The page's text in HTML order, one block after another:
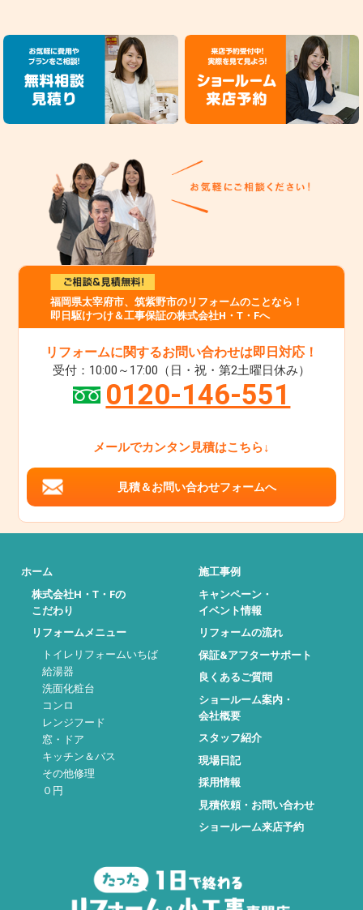
福岡県太宰府市、筑紫野市のリフォームのことなら！
即日駆けつけ＆工事保証の株式会社H・T・Fへ
リフォームに関するお問い合わせは即日対応！
受付：10:00～17:00（日・祝・第2土曜日休み）
0120-146-551
メールでカンタン見積はこちら↓
見積＆お問い合わせフォームへ
ホーム
株式会社H・T・Fの
こだわり
リフォームメニュー
トイレリフォームいちば
給湯器
洗面化粧台
コンロ
レンジフード
窓・ドア
キッチン＆バス
その他修理
０円
施工事例
キャンペーン・
イベント情報
リフォームの流れ
保証&アフターサポート
良くあるご質問
ショールーム案内・
会社概要
スタッフ紹介
現場日記
採用情報
見積依頼・お問い合わせ
ショールーム来店予約